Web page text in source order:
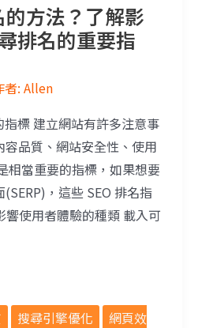
的方法？了解影
排名的重要指
者: Allen
指標 建立網站有許多注意事
品質、網站安全性、使用
當重要的指標，如果想要
，這些 SEO 排名指
使用者體驗的種類 載入可
搜尋引擎優化
網頁效